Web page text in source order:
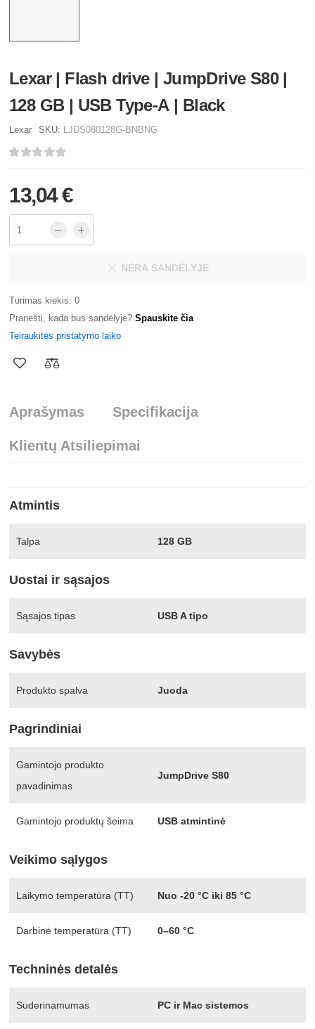
Lexar | Flash drive | JumpDrive S80 |
128 GB | USB Type-A | Black
Lexar SKU: LJDS080128G-BNBNG
13,04 €
NĖRA SANDĖLYJE
Turimas kiekis: 0
Pranešti, kada bus sandėlyje? Spauskite čia
Teiraukitės pristatymo laiko
Aprašymas Specifikacija
Klientų Atsiliepimai
Atmintis
Talpa 128 GB
Uostai ir sąsajos
Sąsajos tipas USB A tipo
Savybės
Produkto spalva Juoda
Pagrindiniai
Gamintojo produkto
pavadinimas
JumpDrive S80
Gamintojo produktų šeima USB atmintinė
Veikimo sąlygos
Laikymo temperatūra (TT) Nuo -20 °C iki 85 °C
Darbinė temperatūra (TT) 0–60 °C
Techninės detalės
Suderinamumas PC ir Mac sistemos